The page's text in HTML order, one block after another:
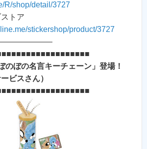
R/shop/detail/3727
トア
stickershop/product/3727
のぼの名言キーチェーン」登場！
ビスさん）